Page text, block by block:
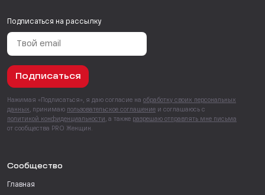
Подписаться на рассылку
Подписаться
Нажимая «Подписаться», я даю согласие на обработку своих персональных
данных , принимаю пользовательское соглашение и соглашаюсь с
политикой конфиденциальности , а также разрешаю отправлять мне письма
от сообщества PRO Женщин.
Сообщество
Главная